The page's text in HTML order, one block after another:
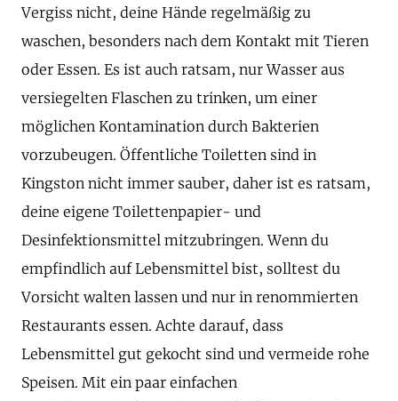
Vergiss nicht, deine Hände regelmäßig zu
waschen, besonders nach dem Kontakt mit Tieren
oder Essen. Es ist auch ratsam, nur Wasser aus
versiegelten Flaschen zu trinken, um einer
möglichen Kontamination durch Bakterien
vorzubeugen. Öffentliche Toiletten sind in
Kingston nicht immer sauber, daher ist es ratsam,
deine eigene Toilettenpapier- und
Desinfektionsmittel mitzubringen. Wenn du
empfindlich auf Lebensmittel bist, solltest du
Vorsicht walten lassen und nur in renommierten
Restaurants essen. Achte darauf, dass
Lebensmittel gut gekocht sind und vermeide rohe
Speisen. Mit ein paar einfachen